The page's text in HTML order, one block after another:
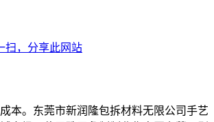
扫，分享此网站
。东莞市新润隆包拆材料无限公司手艺